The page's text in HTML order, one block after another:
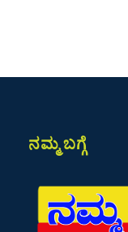
ನಮ್ಮ ಬಗ್ಗೆ